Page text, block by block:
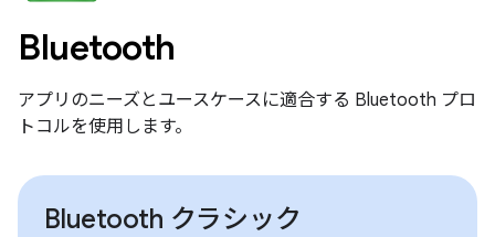
Bluetooth
アプリのニーズとユースケースに適合する Bluetooth プロ
トコルを使用します。
Bluetooth クラシック